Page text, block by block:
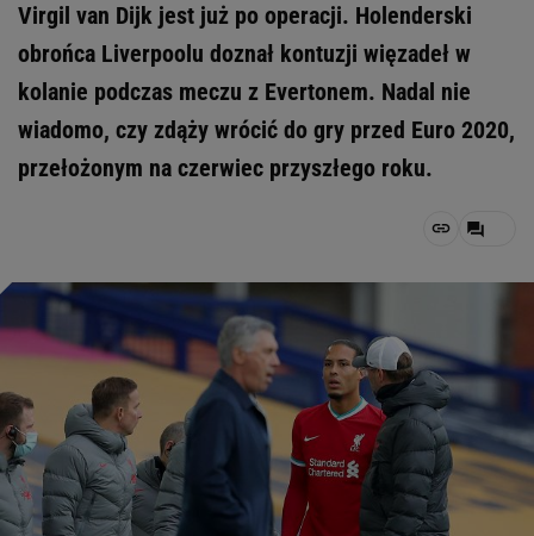
Virgil van Dijk jest już po operacji. Holenderski
obrońca Liverpoolu doznał kontuzji więzadeł w
kolanie podczas meczu z Evertonem. Nadal nie
wiadomo, czy zdąży wrócić do gry przed Euro 2020,
przełożonym na czerwiec przyszłego roku.